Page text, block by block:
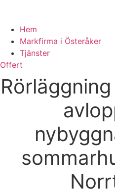
Hem
Markfirma i Österåker
Tjänster
Offert